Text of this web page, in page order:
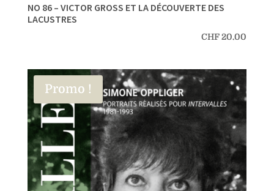
NO 86 – VICTOR GROSS ET LA DÉCOUVERTE DES
LACUSTRES
CHF20.00
Promo !